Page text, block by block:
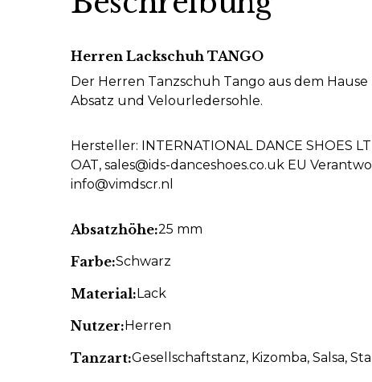
Herren Lackschuh TANGO
Der Herren Tanzschuh Tango aus dem
Absatz und Velourledersohle.
Hersteller: INTERNATIONAL DANCE SHOES
OAT, sales@ids-danceshoes.co.uk EU
info@vimdscr.nl
Absatzhöhe:25 mm
Farbe:Schwarz
Material:Lack
Nutzer:Herren
Tanzart:Gesellschaftstanz, Kizomba, Salsa,